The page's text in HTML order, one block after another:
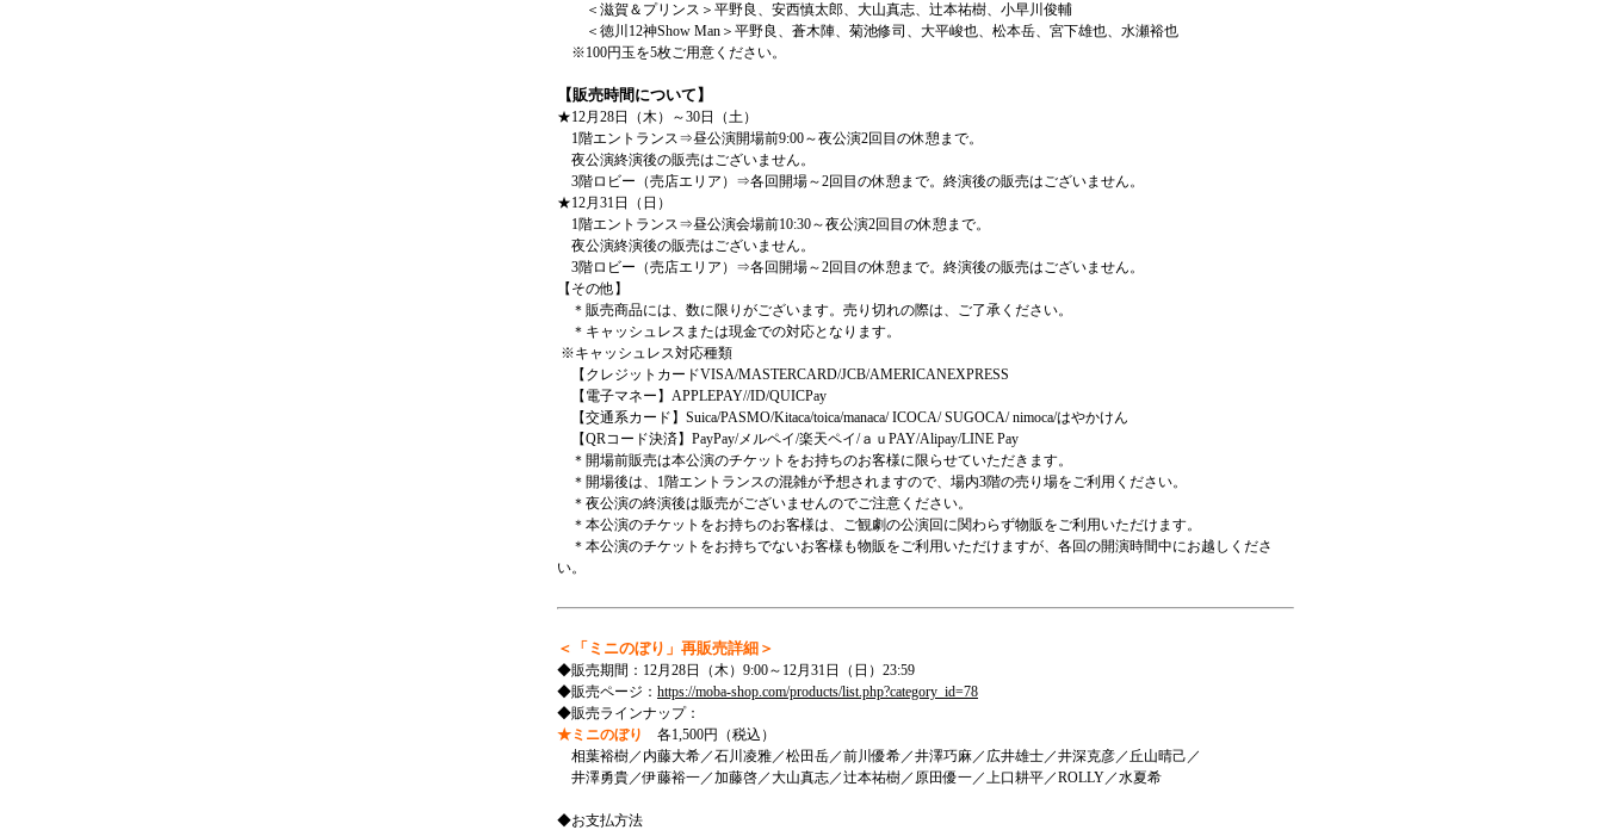
＜滋賀＆プリンス＞平野良、安西慎太郎、大山真志、辻本祐樹、小早川俊輔
＜徳川12神Show Man＞平野良、蒼木陣、菊池修司、大平峻也、松本岳、宮下雄也、水瀬裕也
※100円玉を5枚ご用意ください。
【販売時間について】
★12月28日（木）～30日（土）
1階エントランス⇒昼公演開場前9:00～夜公演2回目の休憩まで。
夜公演終演後の販売はございません。
3階ロビー（売店エリア）⇒各回開場～2回目の休憩まで。終演後の販売はございません。
★12月31日（日）
1階エントランス⇒昼公演会場前10:30～夜公演2回目の休憩まで。
夜公演終演後の販売はございません。
3階ロビー（売店エリア）⇒各回開場～2回目の休憩まで。終演後の販売はございません。
【その他】
＊販売商品には、数に限りがございます。売り切れの際は、ご了承ください。
＊キャッシュレスまたは現金での対応となります。
※キャッシュレス対応種類
【クレジットカードVISA/MASTERCARD/JCB/AMERICANEXPRESS
【電子マネー】APPLEPAY//ID/QUICPay
【交通系カード】Suica/PASMO/Kitaca/toica/manaca/ ICOCA/ SUGOCA/ nimoca/はやかけん
【QRコード決済】PayPay/メルペイ/楽天ペイ/ａｕPAY/Alipay/LINE Pay
＊開場前販売は本公演のチケットをお持ちのお客様に限らせていただきます。
＊開場後は、1階エントランスの混雑が予想されますので、場内3階の売り場をご利用ください。
＊夜公演の終演後は販売がございませんのでご注意ください。
＊本公演のチケットをお持ちのお客様は、ご観劇の公演回に関わらず物販をご利用いただけます。
＊本公演のチケットをお持ちでないお客様も物販をご利用いただけますが、各回の開演時間中にお越しくださ
い。
＜「ミニのぼり」再販売詳細＞
◆販売期間：12月28日（木）9:00～12月31日（日）23:59
◆販売ページ： https://moba-shop.com/products/list.php?category_id=78
◆販売ラインナップ：
★ミニのぼり
各1,500円（税込）
相葉裕樹／内藤大希／石川凌雅／松田岳／前川優希／井澤巧麻／広井雄士／井深克彦／丘山晴己／
井澤勇貴／伊藤裕一／加藤啓／大山真志／辻本祐樹／原田優一／上口耕平／ROLLY／水夏希
◆お支払方法